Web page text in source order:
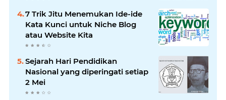
7 Trik Jitu Menemukan Ide-ide
Kata Kunci untuk Niche Blog
atau Website Kita
Sejarah Hari Pendidikan
Nasional yang diperingati setiap
2 Mei